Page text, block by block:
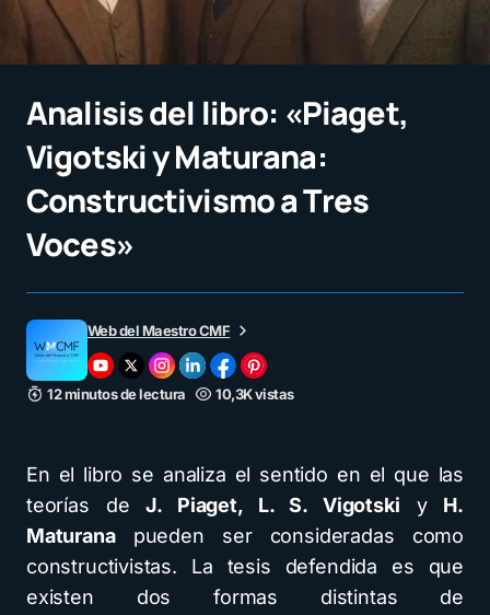
Analisis del libro: «Piaget,
Vigotski y Maturana:
Constructivismo a Tres
Voces»
Web del Maestro CMF
12 minutos de lectura 10,3K vistas
En el libro se analiza el sentido en el que las
teorías deJ. Piaget, L. S. Vigotski y H.
Maturanapueden ser consideradas como
constructivistas. La tesis defendida es que
existen dos formas distintas de